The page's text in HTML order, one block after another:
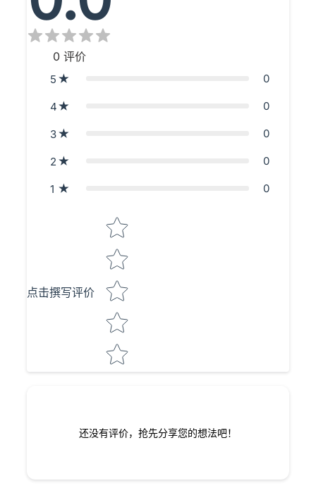
0 评价
5 0
4 0
3 0
2 0
1 0
点击撰写评价
Star rating
还没有评价，抢先分享您的想法吧！